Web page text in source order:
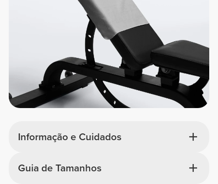
Informação e Cuidados
Guia de Tamanhos